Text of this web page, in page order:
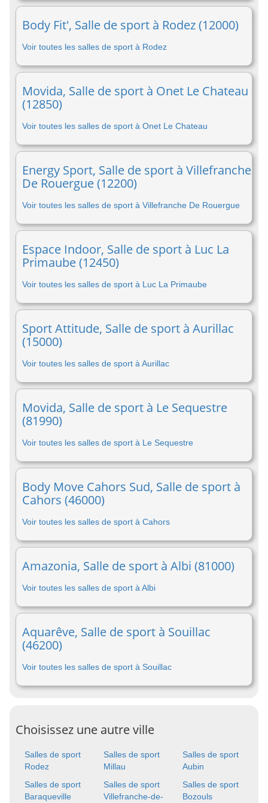
Body Fit', Salle de sport à Rodez (12000)
Voir toutes les salles de sport à Rodez
Movida, Salle de sport à Onet Le Chateau
(12850)
Voir toutes les salles de sport à Onet Le Chateau
Energy Sport, Salle de sport à Villefranche
De Rouergue (12200)
Voir toutes les salles de sport à Villefranche De Rouergue
Espace Indoor, Salle de sport à Luc La
Primaube (12450)
Voir toutes les salles de sport à Luc La Primaube
Sport Attitude, Salle de sport à Aurillac
(15000)
Voir toutes les salles de sport à Aurillac
Movida, Salle de sport à Le Sequestre
(81990)
Voir toutes les salles de sport à Le Sequestre
Body Move Cahors Sud, Salle de sport à
Cahors (46000)
Voir toutes les salles de sport à Cahors
Amazonia, Salle de sport à Albi (81000)
Voir toutes les salles de sport à Albi
Aquarêve, Salle de sport à Souillac
(46200)
Voir toutes les salles de sport à Souillac
Choisissez une autre ville
Salles de sport
Rodez
Salles de sport
Millau
Salles de sport
Aubin
Salles de sport
Baraqueville
Salles de sport
Villefranche-de-
Salles de sport
Bozouls